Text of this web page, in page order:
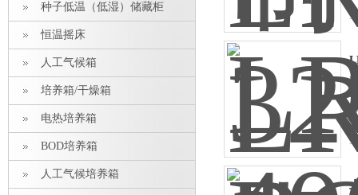
种子低温（低湿）储藏柜
恒温摇床
人工气候箱
培养箱/干燥箱
电热培养箱
BOD培养箱
人工气候培养箱